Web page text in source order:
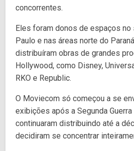
concorrentes.
Eles foram donos de espaços no
Paulo e nas áreas norte do
distribuíram obras de grandes
Hollywood, como Disney,
RKO e Republic.
O Moviecom só começou a se
exibições após a Segunda
continuaram distribuindo até a
decidiram se concentrar